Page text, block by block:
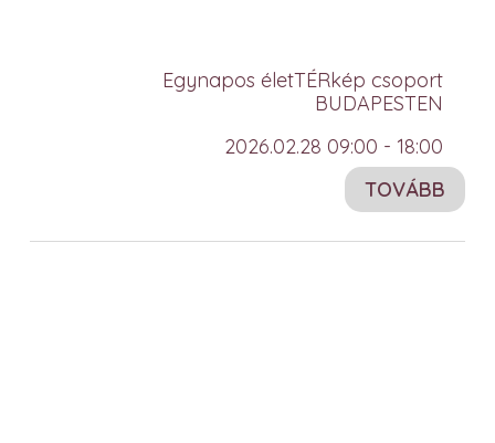
Egynapos életTÉRkép csoport
BUDAPESTEN
2026.02.28 09:00 - 18:00
TOVÁBB